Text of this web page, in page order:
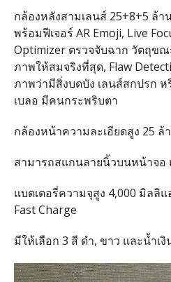
กล้องหลังสามเลนส์ 25+8+5 ล้า
พร้อมฟีเจอร์ AR Emoji, Live
Optimizer ตรวจจับฉาก วัตถุข
ภาพให้สมจริงที่สุด, Flaw
ภาพว่ามีสิ่งบดบัง เลนส์สกปรก
เบลอ มีคนกระพริบตา
กล้องหน้าความละเอียดสูง 25 ล้
สามารถสแกนลายนิ้วบนหน้าจอ
แบตเตอรี่ความจุสูง 4,000 มิลลิ
Fast Charge
มีให้เลือก 3 สี ดำ, ขาว และน้ำเงิ